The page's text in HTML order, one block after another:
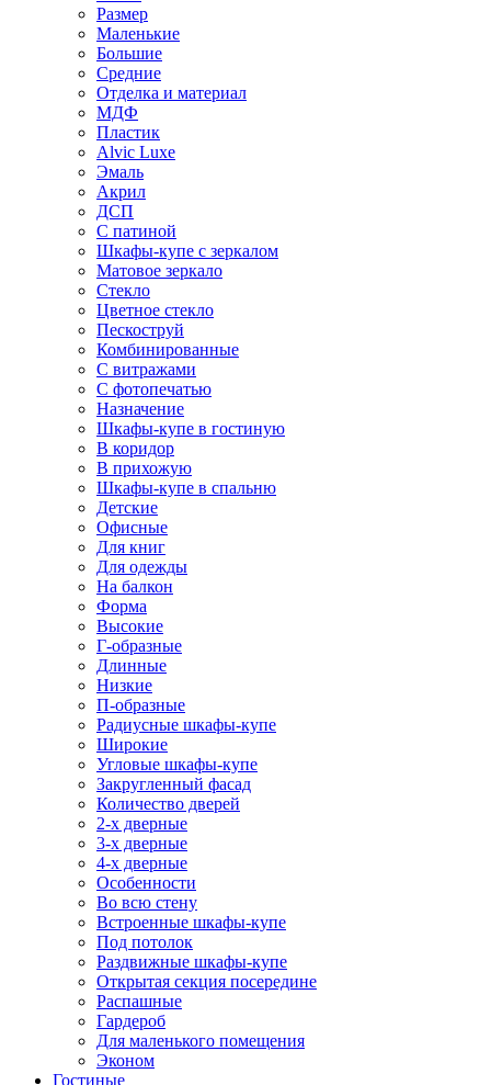
Размер
Маленькие
Большие
Средние
Отделка и материал
МДФ
Пластик
Alvic Luxe
Эмаль
Акрил
ДСП
С патиной
Шкафы-купе с зеркалом
Матовое зеркало
Стекло
Цветное стекло
Пескоструй
Комбинированные
С витражами
С фотопечатью
Назначение
Шкафы-купе в гостиную
В коридор
В прихожую
Шкафы-купе в спальню
Детские
Офисные
Для книг
Для одежды
На балкон
Форма
Высокие
Г-образные
Длинные
Низкие
П-образные
Радиусные шкафы-купе
Широкие
Угловые шкафы-купе
Закругленный фасад
Количество дверей
2-х дверные
3-х дверные
4-х дверные
Особенности
Во всю стену
Встроенные шкафы-купе
Под потолок
Раздвижные шкафы-купе
Открытая секция посередине
Распашные
Гардероб
Для маленького помещения
Эконом
Гостиные